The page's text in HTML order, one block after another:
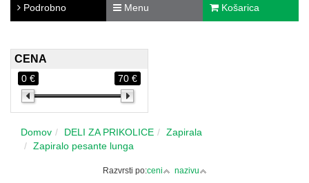
Podrobno Menu Košarica
CENA
0 € 70 €
Domov DELI ZA PRIKOLICE
Zapirala
Zapiralo pesante lunga
Razvrsti po:ceni nazivu